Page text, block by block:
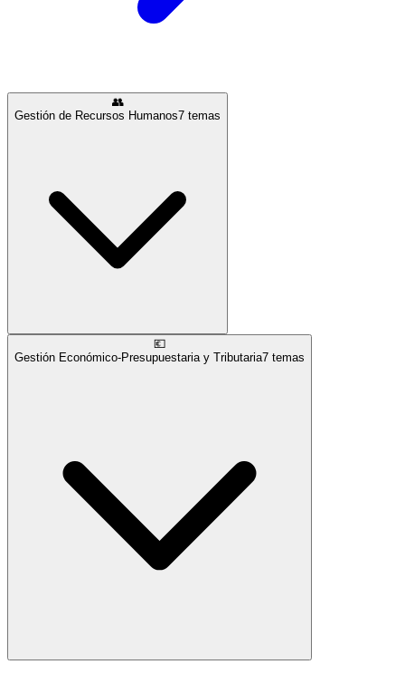
👥
Gestión de Recursos Humanos7 temas
💶
Gestión Económico-Presupuestaria y Tributaria7 temas